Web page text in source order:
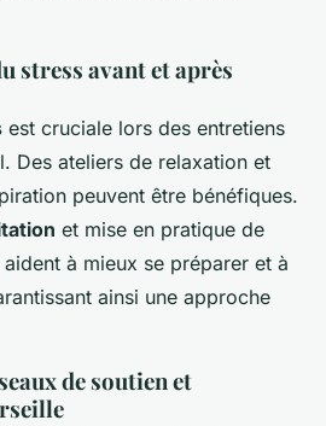
stress avant et après
est cruciale lors des entretiens
Des ateliers de relaxation et
peuvent être bénéfiques.
et mise en pratique de
à mieux se préparer et à
ainsi une approche
de soutien et